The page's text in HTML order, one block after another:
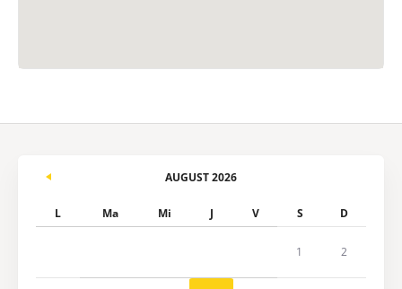
AUGUST 2026
L Ma Mi J V S D
1 2